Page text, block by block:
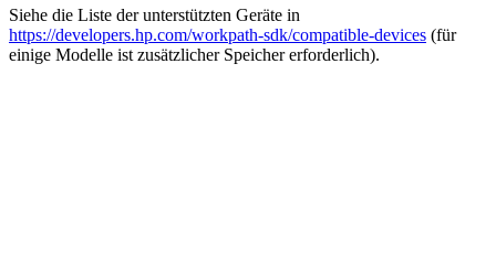
Siehe die Liste der unterstützten Geräte in
https://developers.hp.com/workpath-sdk/compatible-devices (für
einige Modelle ist zusätzlicher Speicher erforderlich).